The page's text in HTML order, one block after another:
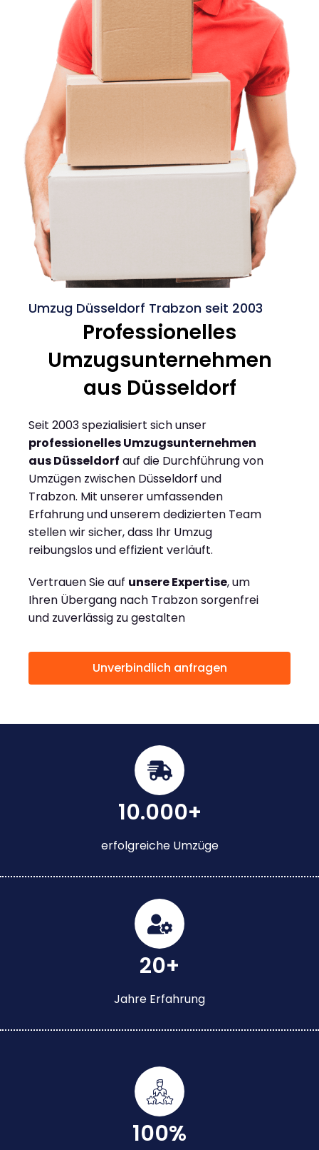
Umzug Düsseldorf Trabzon seit 2003
Professionelles
Umzugsunternehmen
aus Düsseldorf
Seit 2003 spezialisiert sich unser
professionelles Umzugsunternehmen
aus Düsseldorf auf die Durchführung von
Umzügen zwischen Düsseldorf und
Trabzon. Mit unserer umfassenden
Erfahrung und unserem dedizierten Team
stellen wir sicher, dass Ihr Umzug
reibungslos und effizient verläuft.
Vertrauen Sie auf unsere Expertise, um
Ihren Übergang nach Trabzon sorgenfrei
und zuverlässig zu gestalten
Unverbindlich anfragen
10.000+
erfolgreiche Umzüge
20+
Jahre Erfahrung
100%